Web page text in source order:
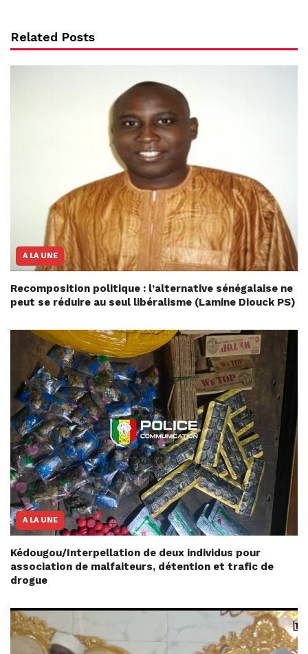
Related Posts
A LA UNE
Recomposition politique : l’alternative sénégalaise ne
peut se réduire au seul libéralisme (Lamine Diouck PS)
A LA UNE
Kédougou/Interpellation de deux individus pour
association de malfaiteurs, détention et trafic de
drogue